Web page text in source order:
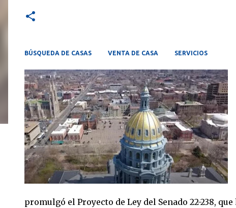
BÚSQUEDA DE CASAS VENTA DE CASA SERVICIOS
promulgó el Proyecto de Ley del Senado 22-238,